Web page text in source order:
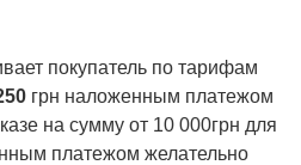
покупатель по тарифам
грн наложенным платежом
на сумму от 10 000грн для
платежом желательно